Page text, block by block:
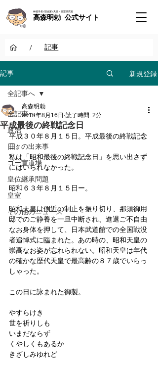
神道学者 / 歴史家 / 天皇・皇室研究者
高森明勅 公式サイト
/ 記事
記事 新規登録
全記事へ
政治
日々の出来事
ゴー宣道場
皇位継承問題
皇室
その他のニュース
全記事へ
平成最後の終戦記念日
高森明勅
2018年8月16日 読了時間: 2分
平成３０年８月１５日。平成最後の終戦記念
日。
私は「昭和最後の終戦記念日」を思い出さず
にはいられなかった。
昭和６３年８月１５日ー。
昭和天皇は側近の制止を振り切り、那須御用
邸でのご静養を一旦中断され、進退ご不自由
なお身体を押して、日本武道館での全国戦没
者追悼式に臨まれた。あの時の、昭和天皇の
崇高なお姿が忘れられない。昭和天皇は年代
の確かな歴代天皇で最高齢の８７歳でいらっ
しゃった。
この日に詠まれた御製。
やすらけき
世を祈りしも
いまだならず
くやしくもあるか
きざしみゆれど